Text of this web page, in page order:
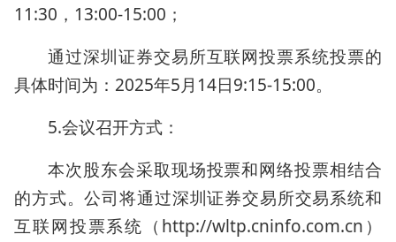
11:30，13:00-15:00；
通过深圳证券交易所互联网投票系统投票的
具体时间为：2025年5月14日9:15-15:00。
5.会议召开方式：
本次股东会采取现场投票和网络投票相结合
的方式。公司将通过深圳证券交易所交易系统和
互联网投票系统（http://wltp.cninfo.com.cn）